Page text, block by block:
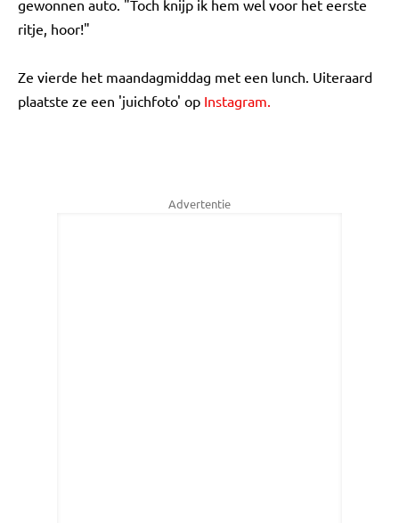
gewonnen auto. "Toch knijp ik hem wel voor het eerste
ritje, hoor!"
Ze vierde het maandagmiddag met een lunch. Uiteraard
plaatste ze een 'juichfoto' op Instagram.
Advertentie